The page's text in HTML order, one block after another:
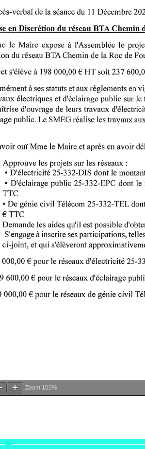
Zoom 100%